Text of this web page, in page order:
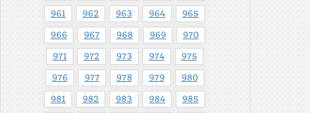
961 962 963 964 965
966 967 968 969 970
971 972 973 974 975
976 977 978 979 980
981 982 983 984 985